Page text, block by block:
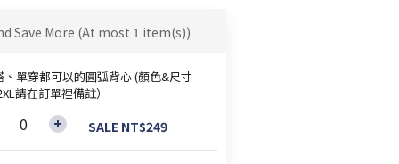
Save More (At most 1 item(s))
、單穿都可以的圓弧背心 (顏色&尺寸
請在訂單裡備註）
SALE NT$249